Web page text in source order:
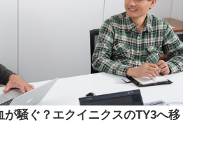
騒ぐ？エクイニクスのTY3へ移